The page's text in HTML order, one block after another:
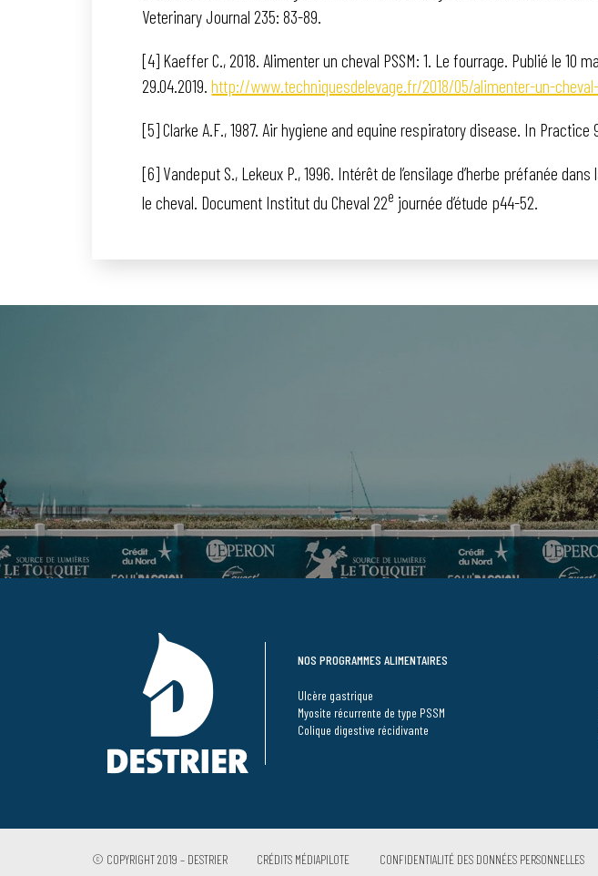
Veterinary Journal 235: 83-89.
[4] Kaeffer C., 2018. Alimenter un cheval PSSM: 1. Le fourrage. Publié le 10
29.04.2019.http://www.techniquesdelevage.fr/2018/05/alimenter-un-
[5] Clarke A.F., 1987. Air hygiene and equine respiratory disease. In Practice
[6] Vandeput S., Lekeux P., 1996. Intérêt de l’ensilage d’herbe préfanée
le cheval. Document Institut du Cheval 22e journée d’étude p44-52.
NOS PROGRAMMES ALIMENTAIRES
Ulcère gastrique
Myosite récurrente de type PSSM
Colique digestive récidivante
© COPYRIGHT 2019 – DESTRIER CRÉDITS MÉDIAPILOTE CONFIDENTIALITÉ DES DONNÉES PERSONNELLES